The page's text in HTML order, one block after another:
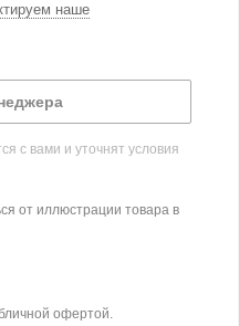
наше
с вами и уточнят условия
от иллюстрации товара в
офертой.